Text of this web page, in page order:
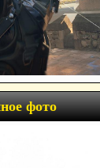
фото